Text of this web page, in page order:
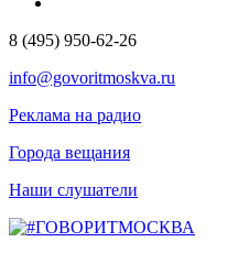
8 (495) 950-62-26
info@govoritmoskva.ru
Реклама на радио
Города вещания
Наши слушатели